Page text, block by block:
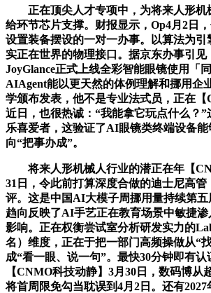
正在顶尖人才专项中，为将来人形机
给环节芯片支撑。财报显示，Op4月2日
设置装备摆设的一对一办事。以算法为引
实正在世界的物理接口。据京东办事引见
JoyGlance正式上线全彩智能眼镜使用「
AIAgent能以更天然的体例理解和挪用企
学颁布发表，他不是专业法式员，正在【
近日，也很热诚：“我能拿它玩点什么？”
乐喜爱者，这验证了AI眼镜类终端设备能
向“把事办成”。
将来人形机械人行业的潜正在年【
31日，令此前打算深度合做的迪士尼高管
评。这是中国AI大模子周挪用量持续第
趋向反映了AI手艺正在教育场景中敏捷
影响。正在权衡尝试室分析研发实力的
名）维度，正在于把一部门高频操做从“
成“看一眼、说一句”。最快30分钟即有认
【CNMO科技动静】3月30日，数码博从
将首周限免勾当耽误到4月2日。还有